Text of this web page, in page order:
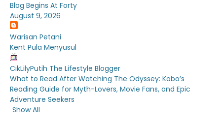
Blog Begins At Forty
August 9, 2026
Warisan Petani
Kent Pula Menyusul
CikLilyPutih The Lifestyle Blogger
What to Read After Watching The Odyssey: Kobo’s
Reading Guide for Myth-Lovers, Movie Fans, and Epic
Adventure Seekers
Show All